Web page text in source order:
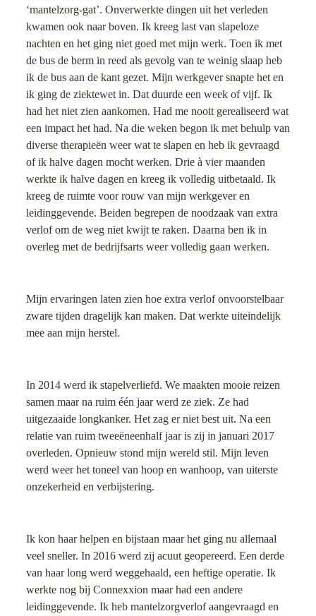
‘mantelzorg-gat’. Onverwerkte dingen uit het verleden
kwamen ook naar boven. Ik kreeg last van slapeloze
nachten en het ging niet goed met mijn werk. Toen ik met
de bus de berm in reed als gevolg van te weinig slaap heb
ik de bus aan de kant gezet. Mijn werkgever snapte het en
ik ging de ziektewet in. Dat duurde een week of vijf. Ik
had het niet zien aankomen. Had me nooit gerealiseerd wat
een impact het had. Na die weken begon ik met behulp van
diverse therapieën weer wat te slapen en heb ik gevraagd
of ik halve dagen mocht werken. Drie à vier maanden
werkte ik halve dagen en kreeg ik volledig uitbetaald. Ik
kreeg de ruimte voor rouw van mijn werkgever en
leidinggevende. Beiden begrepen de noodzaak van extra
verlof om de weg niet kwijt te raken. Daarna ben ik in
overleg met de bedrijfsarts weer volledig gaan werken.
Mijn ervaringen laten zien hoe extra verlof onvoorstelbaar
zware tijden dragelijk kan maken. Dat werkte uiteindelijk
mee aan mijn herstel.
In 2014 werd ik stapelverliefd. We maakten mooie reizen
samen maar na ruim één jaar werd ze ziek. Ze had
uitgezaaide longkanker. Het zag er niet best uit. Na een
relatie van ruim tweeëneenhalf jaar is zij in januari 2017
overleden. Opnieuw stond mijn wereld stil. Mijn leven
werd weer het toneel van hoop en wanhoop, van uiterste
onzekerheid en verbijstering.
Ik kon haar helpen en bijstaan maar het ging nu allemaal
veel sneller. In 2016 werd zij acuut geopereerd. Een derde
van haar long werd weggehaald, een heftige operatie. Ik
werkte nog bij Connexxion maar had een andere
leidinggevende. Ik heb mantelzorgverlof aangevraagd en